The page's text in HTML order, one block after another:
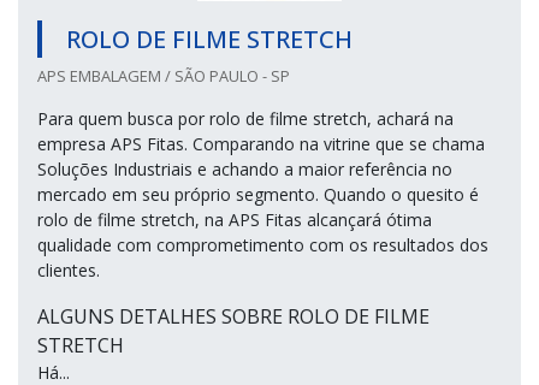
ROLO DE FILME STRETCH
APS EMBALAGEM / SÃO PAULO - SP
Para quem busca por rolo de filme stretch, achará na
empresa APS Fitas. Comparando na vitrine que se chama
Soluções Industriais e achando a maior referência no
mercado em seu próprio segmento. Quando o quesito é
rolo de filme stretch, na APS Fitas alcançará ótima
qualidade com comprometimento com os resultados dos
clientes.
ALGUNS DETALHES SOBRE ROLO DE FILME
STRETCH
Há...